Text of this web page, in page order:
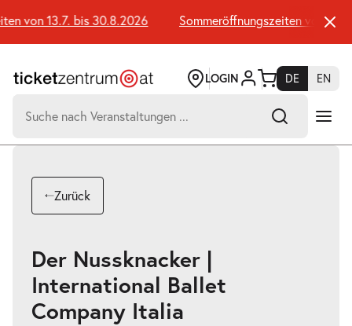
Seiteninhalt
springen
von 13.7. bis 30.8.2026 Sommeröffnungszeiten von
LOGIN DE
EN
nach:
Suchtreffer:
Zurück
Der Nussknacker |
International Ballet
Company Italia